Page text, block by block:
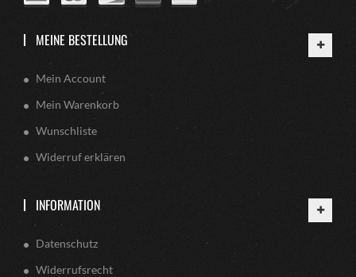
MEINE BESTELLUNG
Mein Account
Mein Warenkorb
Wunschliste
Widerruf erklären
INFORMATION
Datenschutz
Widerrufsrecht